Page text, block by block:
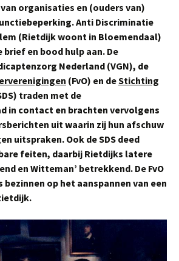
organisaties en (ouders van)
Anti Discriminatie
(Rietdijk woont in Bloemendaal)
en bood hulp aan. De
Nederland (VGN), de
(FvO) en deStichting
traden met de
in contact en brachten vervolgens
uit waarin zij hun afschuw
uitspraken. Ook de SDS deed
feiten, daarbij Rietdijks latere
en Witteman’ betrekkend. De FvO
bezinnen op het aanspannen van een